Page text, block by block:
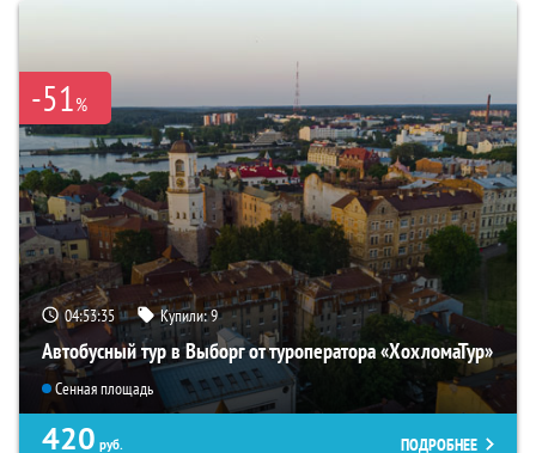
-51%
04:53:33 Купили:9
Автобусный тур в Выборг от туроператора «ХохломаТур»
Сенная площадь
420 руб.
ПОДРОБНЕЕ